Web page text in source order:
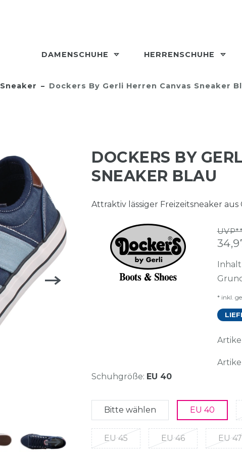
DAMENSCHUHE HERRENSCHUHE
Sneaker Dockers By Gerli Herren Canvas Sneaker
DOCKERS BY
SNEAKER BLAU
Attraktiv lässiger Freizeitsneaker
Inhalt
* inkl.
Schuhgröße: EU 40
Bitte wählen EU 40
EU 45 EU 46 EU 47